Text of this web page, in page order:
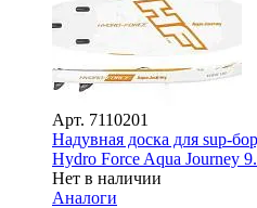
Арт. 7110201
Надувная доска для sup-
Hydro Force Aqua Journey
Нет в наличии
Аналоги